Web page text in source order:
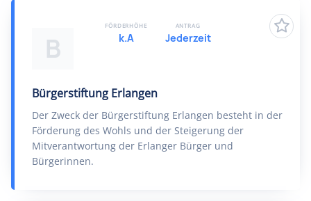
B
Bürgerstiftung Erlangen
Der Zweck der Bürgerstiftung Erlangen besteht in der
Förderung des Wohls und der Steigerung der
Mitverantwortung der Erlanger Bürger und
Bürgerinnen.
FÖRDERHÖHE
k.A
ANTRAG
Jederzeit